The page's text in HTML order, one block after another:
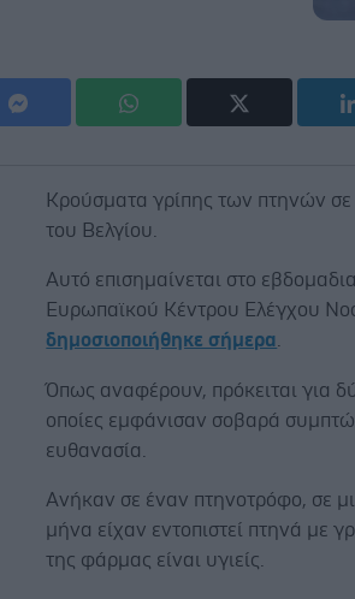
Κρούσματα γρίπης των πτηνών
του Βελγίου.
Αυτό επισημαίνεται στο
Ευρωπαϊκού Κέντρου Ελέγχου
δημοσιοποιήθηκε σήμερα
Όπως αναφέρουν, πρόκειται για
οποίες εμφάνισαν σοβαρά
ευθανασία.
Ανήκαν σε έναν πτηνοτρόφο, σε
μήνα είχαν εντοπιστεί πτηνά με
της φάρμας είναι υγιείς.